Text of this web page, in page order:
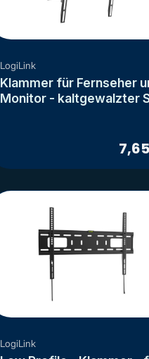
LogiLink
Klammer für Fernseher
Monitor - kaltgewalzter
LogiLink